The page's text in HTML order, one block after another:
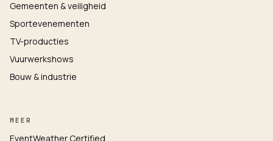
Gemeenten & veiligheid
Sportevenementen
TV-producties
Vuurwerkshows
Bouw & industrie
MEER
EventWeather Certified